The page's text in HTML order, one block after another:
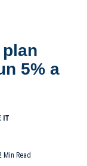
5% a
Min Read